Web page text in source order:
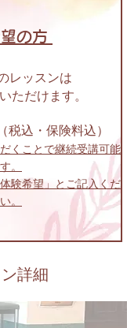
の方
レッスンは
ただけます。
税込・保険料込）
くことで継続受講可能
。
験希望」とご記入くだ
。
詳細